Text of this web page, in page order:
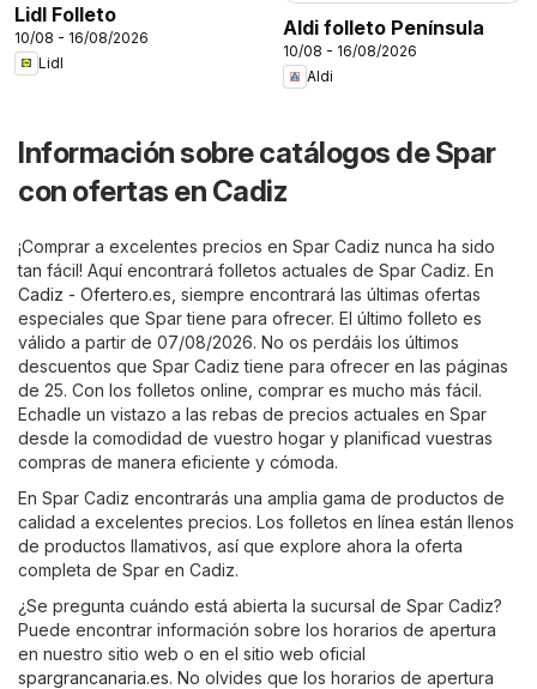
Lidl Folleto
10/08 - 16/08/2026
Lidl
Aldi folleto Península
10/08 - 16/08/2026
Aldi
Información sobre catálogos de Spar
con ofertas en Cadiz
¡Comprar a excelentes precios en Spar Cadiz nunca ha sido
tan fácil! Aquí encontrará folletos actuales de Spar Cadiz. En
Cadiz - Ofertero.es , siempre encontrará las últimas ofertas
especiales que Spar tiene para ofrecer. El último folleto es
válido a partir de 07/08/2026. No os perdáis los últimos
descuentos que Spar Cadiz tiene para ofrecer en las páginas
de 25. Con los folletos online, comprar es mucho más fácil.
Echadle un vistazo a las rebas de precios actuales en Spar
desde la comodidad de vuestro hogar y planificad vuestras
compras de manera eficiente y cómoda.
En Spar Cadiz encontrarás una amplia gama de productos de
calidad a excelentes precios. Los folletos en línea están llenos
de productos llamativos, así que explore ahora la oferta
completa de Spar en Cadiz.
¿Se pregunta cuándo está abierta la sucursal de Spar Cadiz?
Puede encontrar información sobre los horarios de apertura
en nuestro sitio web o en el sitio web oficial
spargrancanaria.es. No olvides que los horarios de apertura